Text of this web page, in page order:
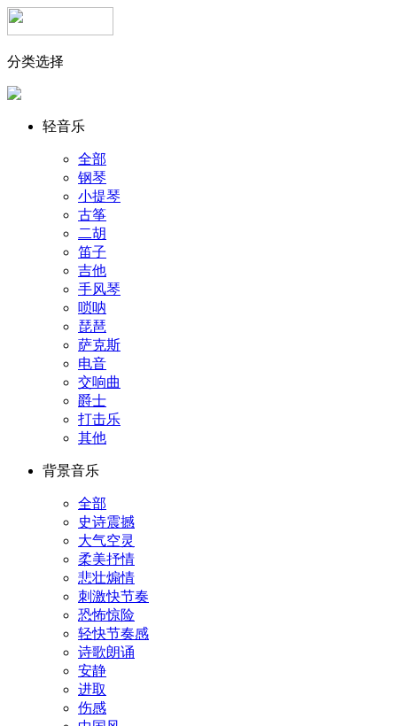
分类选择
轻音乐
全部
钢琴
小提琴
古筝
二胡
笛子
吉他
手风琴
唢呐
琵琶
萨克斯
电音
交响曲
爵士
打击乐
其他
背景音乐
全部
史诗震撼
大气空灵
柔美抒情
悲壮煽情
刺激快节奏
恐怖惊险
轻快节奏感
诗歌朗诵
安静
进取
伤感